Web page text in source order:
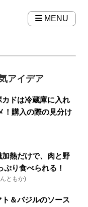
MENU
アイデア
ドは冷蔵庫に入れ
！購入の際の見分け
熱だけで、肉と野
ぷり食べられる！
ともか)
＆バジルのソース